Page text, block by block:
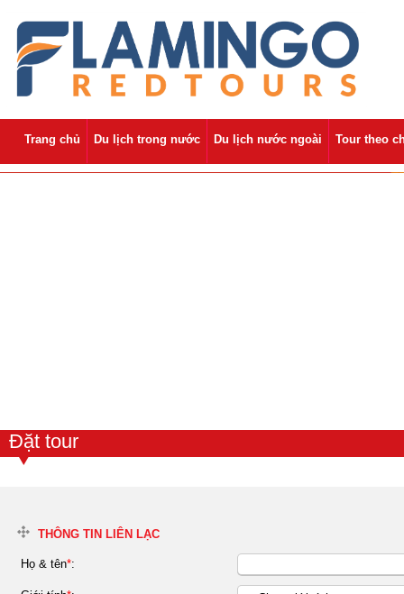
Trang chủ Du lịch trong nước Du lịch nước ngoài Tour theo
Đặt tour
THÔNG TIN LIÊN LẠC
Họ & tên*: